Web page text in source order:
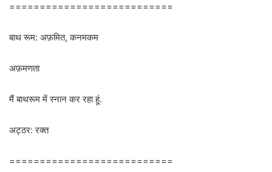
===========================
बाथ रूम: अफ़मित, कनमकम
अफ़मणता
मैं बाथरूम में स्नान कर रहा हूं.
अट्ठर: रक्त
===========================